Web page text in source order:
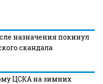
назначения покинул
скандала
ЦСКА на зимних